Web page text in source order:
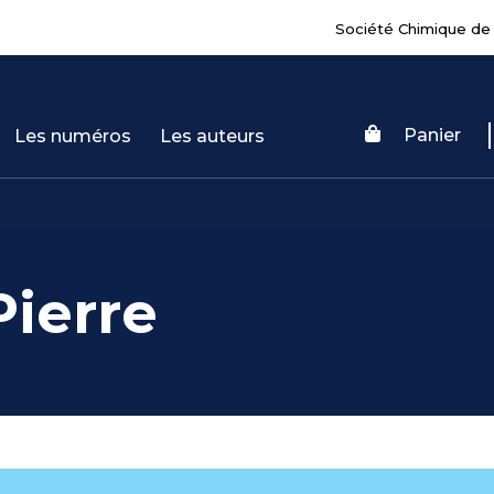
Société Chimique de
Les numéros Les auteurs Panier